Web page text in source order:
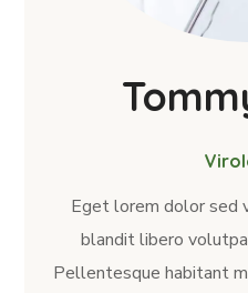
Eget lorem dolor sed
blandit libero
Pellentesque habitant